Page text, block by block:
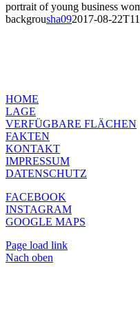
portrait of young business
backgrousha092017-08-
HOME
LAGE
VERFÜGBARE FLÄCHEN
FAKTEN
KONTAKT
IMPRESSUM
DATENSCHUTZ
FACEBOOK
INSTAGRAM
GOOGLE MAPS
Page load link
Nach oben